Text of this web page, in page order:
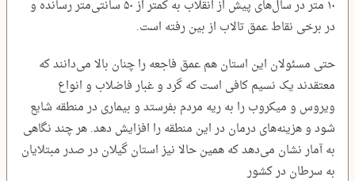
۱۰ متر در سال‌های پیش از انقلاب به کمتر از ۵۰ سانتی‌متر رسانده و
در برخی نقاط عمق تالاب از بین رفته است.
حتی مسئولان این استان هم عمق فاجعه را چنان بالا می‌دانند که
معتقدند یک نسیم کافی است که گرد و غبار فاضلاب و انواع
ویروس و میکروب را به ریه مردم بفرستد و بیماری در منطقه شایع
شود و هزینه‌های درمان در این منطقه را افزایش دهد. هر چند نگاهی
به آمار نشان می‌دهد که همین حالا نیز استان گیلان در صدر مبتلایان
به سرطان در کشور